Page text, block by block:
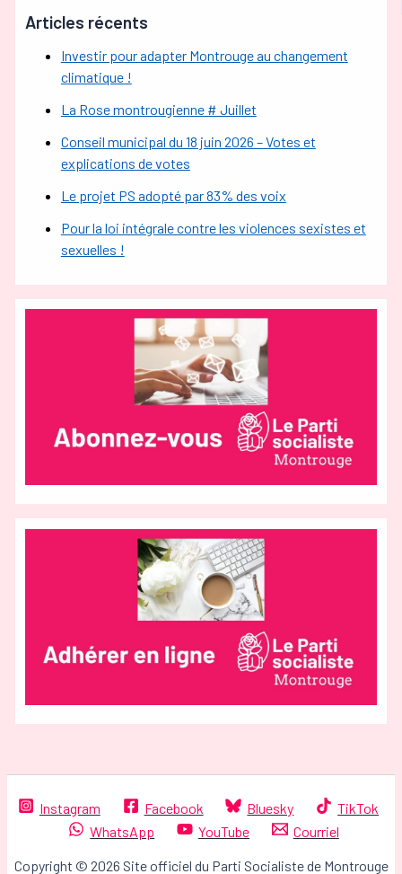
Articles récents
Investir pour adapter Montrouge au changement
climatique !
La Rose montrougienne # Juillet
Conseil municipal du 18 juin 2026 – Votes et
explications de votes
Le projet PS adopté par 83% des voix
Pour la loi intégrale contre les violences sexistes et
sexuelles !
Instagram Facebook Bluesky
TikTok
WhatsApp
YouTube Courriel
Copyright © 2026 Site officiel du Parti Socialiste de Montrouge